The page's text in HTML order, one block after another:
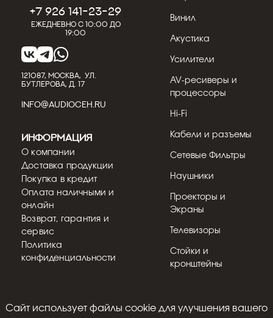
+7 926 141-23-29
Ежедневно с 10:00 до
19:00
121087, МОСКВА, УЛ.
БУТЛЕРОВА, Д. 17
INFO@AUDIOCEH.RU
Винил
Акустика
Усилители
AV-ресиверы и
процессоры
Hi-Fi
Кабели и разъемы
Сетевые Фильтры
Наушники
Проекторы и
Экраны
Телевизоры
Стойки и
кронштейны
Информация
О компании
Доставка продукции
Покупка в кредит
Оплата наличными и
онлайн
Возврат, гарантия и
сервис
Политика
конфиденциальности
Cайт использует файлы cookie для улучшения вашего